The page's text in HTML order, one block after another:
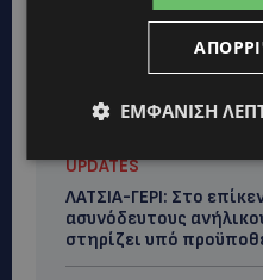
ΛΕΥΚΩΣΙΑ: Γιατί ένας
φωτιά σε ιστορική
το κίνητρο
UPDATES
ΛΑΤΣΙΑ-ΓΕΡΙ: Στο
ασυνόδευτους
στηρίζει υπό
ΕΜΦΆΝΙΣΗ